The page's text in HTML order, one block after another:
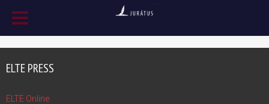
ELTE PRESS
ELTE Online